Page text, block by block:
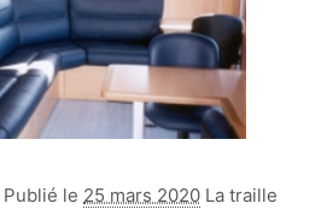
Publié le 25 mars 2020 La traille